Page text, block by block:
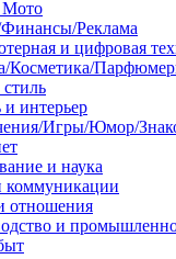
Мото
Финансы/Реклама
и цифровая
Косметика/
интерьер
Игры/Юмор/
и наука
коммуникации
отношения
и